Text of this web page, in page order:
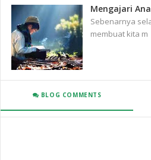
Mengajari
Sebenarnya
membuat kita m
BLOG COMMENTS